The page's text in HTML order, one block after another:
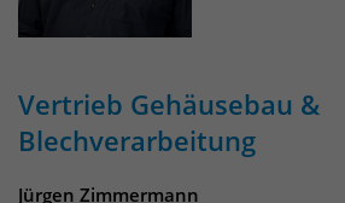
Vertrieb Gehäusebau &
Blechverarbeitung
Jürgen Zimmermann